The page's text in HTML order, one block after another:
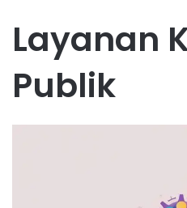
Layanan
Publik